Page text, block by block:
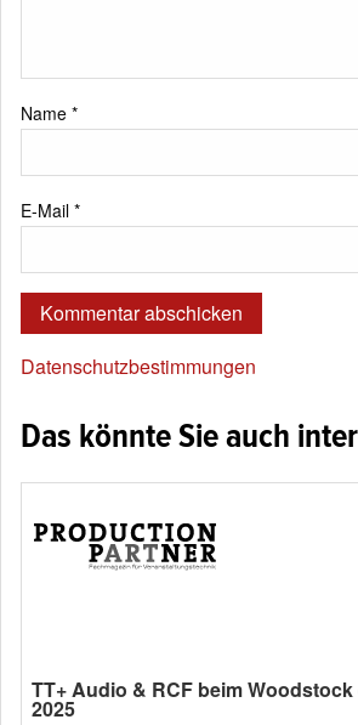
Name *
E-Mail *
Datenschutzbestimmungen
Das könnte Sie auch
TT+ Audio & RCF beim
2025